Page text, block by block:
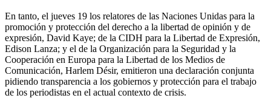
En tanto, el jueves 19 los relatores de las Naciones Unidas para la
promoción y protección del derecho a la libertad de opinión y de
expresión, David Kaye; de la CIDH para la Libertad de Expresión,
Edison Lanza; y el de la Organización para la Seguridad y la
Cooperación en Europa para la Libertad de los Medios de
Comunicación, Harlem Désir, emitieron una declaración conjunta
pidiendo transparencia a los gobiernos y protección para el trabajo
de los periodistas en el actual contexto de crisis.